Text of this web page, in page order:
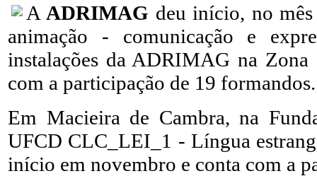
A ADRIMAG deu início, no
animação - comunicação e
instalações da ADRIMAG na
com a participação de 19 formandos.
Em Macieira de Cambra, na
UFCD CLC_LEI_1 - Língua
início em novembro e conta com a